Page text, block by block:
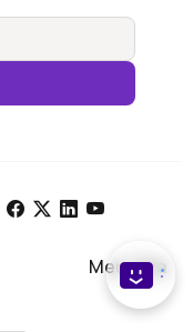
Meu Tela